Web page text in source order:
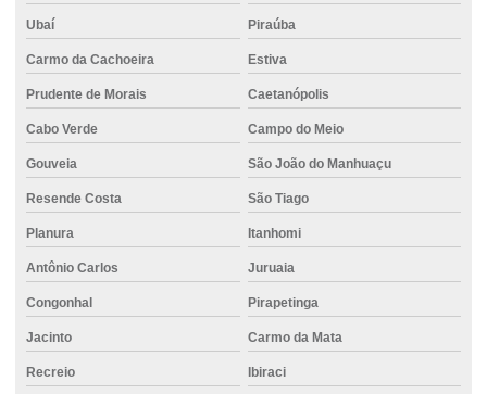
Estacas para reforço de fundação
Execução estaca escavada
Execução de fundações
Execução de piso de concreto
Fabrica de concreto usinado
Fornecedor de cimento ensacado
Fornecedor de cimento portland
Fornecedor de concreto pronto
Ubaí Piraúba
Carmo da Cachoeira Estiva
Prudente de Morais Caetanópolis
Cabo Verde Campo do Meio
Gouveia São João do Manhuaçu
Resende Costa São Tiago
Planura Itanhomi
Antônio Carlos Juruaia
Congonhal Pirapetinga
Jacinto Carmo da Mata
Recreio Ibiraci